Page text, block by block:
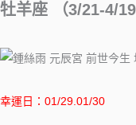
牡羊座 （3/21-4/
幸運日：01/29.01/30